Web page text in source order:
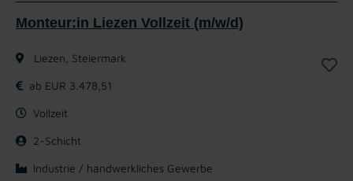
Monteur:in Liezen Vollzeit (m/w/d)
Liezen, Steiermark
ab EUR 3.478,51
Vollzeit
2-Schicht
Industrie / handwerkliches Gewerbe